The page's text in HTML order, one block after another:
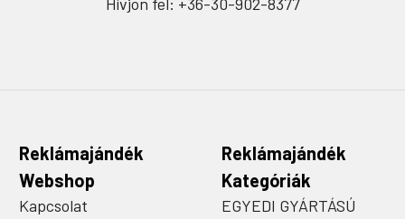
Hívjon fel: +36-30-902-8377
Reklámajándék
Webshop
Kapcsolat
Reklámajándék
Kategóriák
EGYEDI GYÁRTÁSÚ